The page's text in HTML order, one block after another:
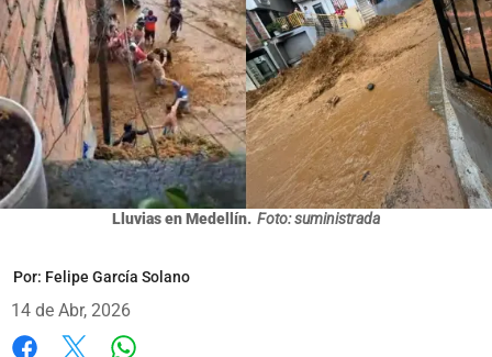
Lluvias en Medellín. Foto: suministrada
Por: Felipe García Solano
14 de Abr, 2026